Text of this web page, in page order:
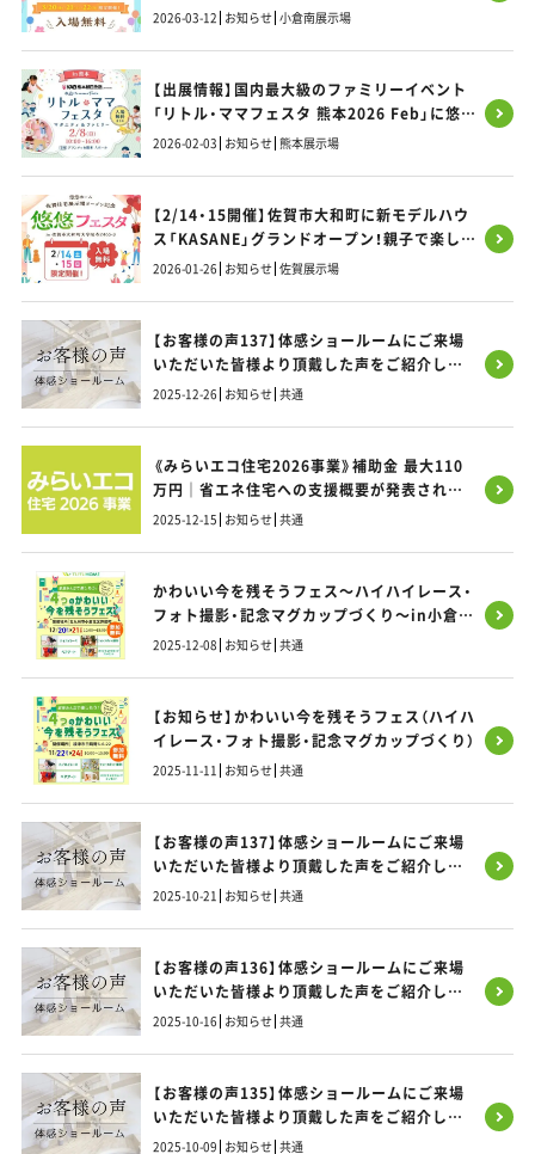
2026-03-12 お知らせ 小倉南展示場
【出展情報】国内最大級のファミリーイベント
「リトル・ママフェスタ 熊本2026 Feb」に悠悠
ホームが出展いたします！
2026-02-03 お知らせ 熊本展示場
【2/14・15開催】佐賀市大和町に新モデルハウ
ス「KASANE」グランドオープン！親子で楽しめ
る記念フェスタへ遊びに来ませんか？
2026-01-26 お知らせ 佐賀展示場
【お客様の声137】体感ショールームにご来場
いただいた皆様より頂戴した声をご紹介しま
す！
2025-12-26 お知らせ 共通
《みらいエコ住宅2026事業》補助金 最大110
万円｜省エネ住宅への支援概要が発表されま
した｜福岡・熊本・佐賀のお家づくり｜悠悠ホ
2025-12-15 お知らせ 共通
かわいい今を残そうフェス～ハイハイレース・
フォト撮影・記念マグカップづくり～in小倉北
区 開催のお知らせ
2025-12-08 お知らせ 共通
【お知らせ】かわいい今を残そうフェス（ハイハ
イレース・フォト撮影・記念マグカップづくり）
2025-11-11 お知らせ 共通
【お客様の声137】体感ショールームにご来場
いただいた皆様より頂戴した声をご紹介しま
す！
2025-10-21 お知らせ 共通
【お客様の声136】体感ショールームにご来場
いただいた皆様より頂戴した声をご紹介しま
す！
2025-10-16 お知らせ 共通
【お客様の声135】体感ショールームにご来場
いただいた皆様より頂戴した声をご紹介しま
す！
2025-10-09 お知らせ 共通